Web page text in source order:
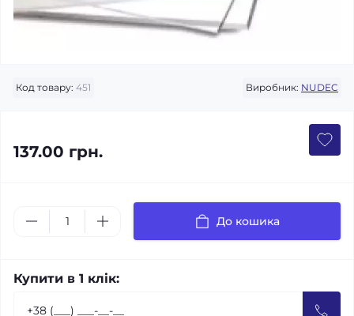
Код товару: 451 Виробник: NUDEC
137.00 грн.
До кошика
Купити в 1 клік: